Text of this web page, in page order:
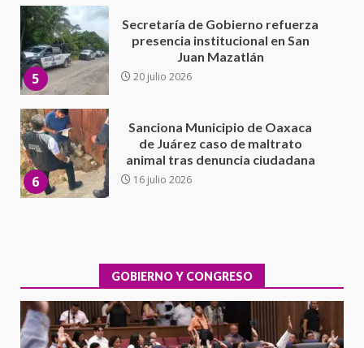
6
Sanciona Municipio de Oaxaca
de Juárez caso de maltrato
animal tras denuncia ciudadana
16 julio 2026
7
California; FGR lo investiga por
presuntos delitos de
delincuencia organizada y
contrabando
1
Xanica: Jesús Romero
7 agosto 2026
Exhorta Poder Legislativo al
IEEPO y al Iocied a realizar una
GOBIERNO Y CONGRESO